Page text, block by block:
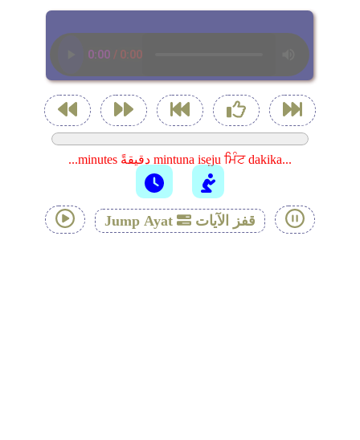
...minutes دقيقةً mintuna isẹju ਮਿੰਟ dakika...
Jump Ayat قفز الآيات